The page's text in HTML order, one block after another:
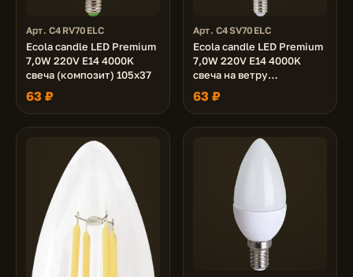
Арт. C4RV70ELC
Ecola candle LED Premium
7,0W 220V E14 4000K
свеча (композит) 105x37
63 ₽
Арт. C4SV70ELC
Ecola candle LED Premium
7,0W 220V E14 4000K
свеча на ветру
(композит) 130x37
63 ₽